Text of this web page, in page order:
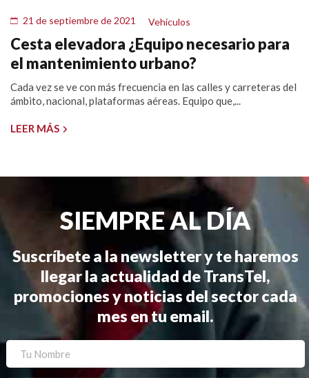
21 de septiembre de 2021 Vehículos
Cesta elevadora ¿Equipo necesario para
el mantenimiento urbano?
Cada vez se ve con más frecuencia en las calles y carreteras del
ámbito, nacional, plataformas aéreas. Equipo que,...
LEER MÁS
SIEMPRE AL DÍA
Suscríbete a la newsletter y te haremos
llegar la actualidad de TransTel,
promociones y noticias del sector cada
mes en tu email.